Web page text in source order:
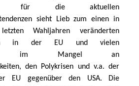
für die aktuellen
sieht Lieb zum einen in
Wahljahren veränderten
in der EU und vielen
im Mangel an
den Polykrisen und v.a. der
EU gegenüber den USA. Die